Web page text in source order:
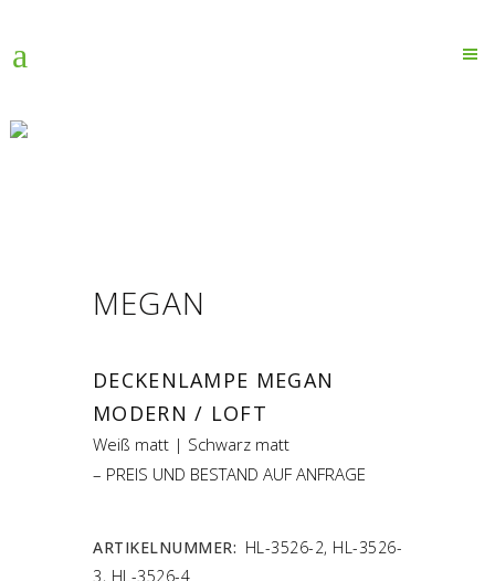
MEGAN
DECKENLAMPE MEGAN
MODERN / LOFT
Weiß matt | Schwarz matt
– PREIS UND BESTAND AUF ANFRAGE
ARTIKELNUMMER: HL-3526-2, HL-3526-
3, HL-3526-4